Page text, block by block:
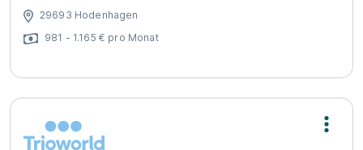
29693 Hodenhagen
981 - 1.165 € pro Monat